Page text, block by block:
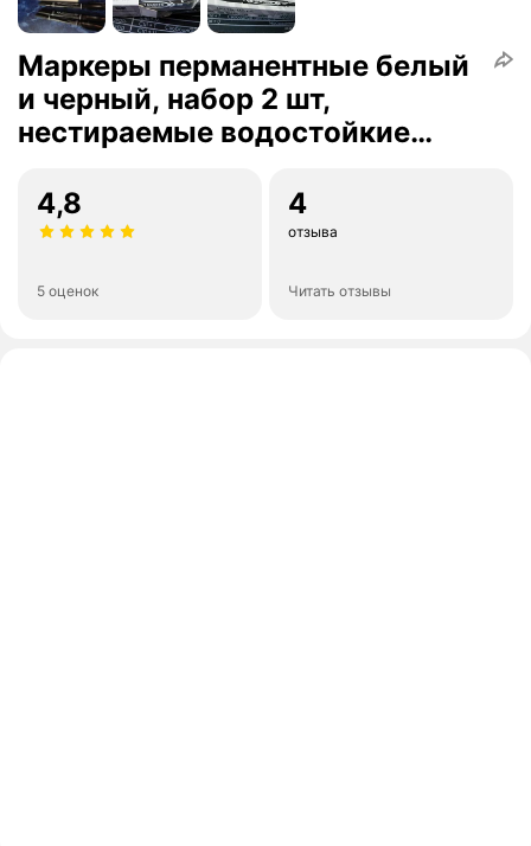
Маркеры перманентные белый
и черный, набор 2 шт,
нестираемые водостойкие
4,8
5 оценок
4
отзыва
Читать отзывы